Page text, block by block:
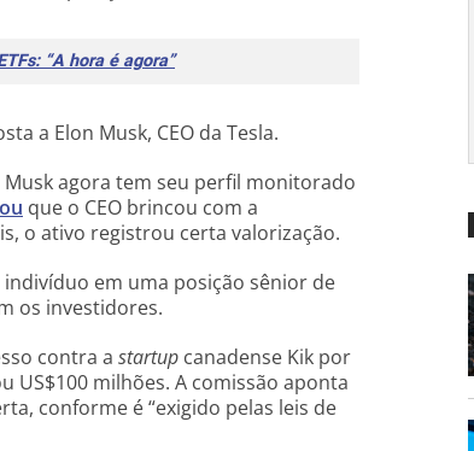
“A hora é agora”
a Elon Musk, CEO da Tesla.
Musk agora tem seu perfil monitorado
que o CEO brincou com a
o ativo registrou certa valorização.
em uma posição sênior de
os investidores.
contra a startup canadense Kik por
US$100 milhões. A comissão aponta
conforme é “exigido pelas leis de